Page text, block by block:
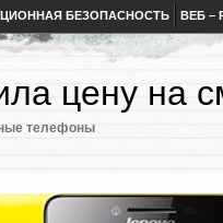
БЕЗОПАСНОСТЬ ВЕБ –
цену на
телефоны